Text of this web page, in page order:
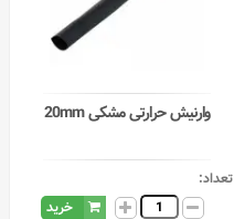
وارنیش حرارتی مشکی 20mm
تعداد:
خرید